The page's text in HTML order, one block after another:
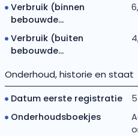
Verbruik (binnen
bebouwde...
Verbruik (buiten
bebouwde...
Onderhoud, historie en staat
Datum eerste registratie
Onderhoudsboekjes